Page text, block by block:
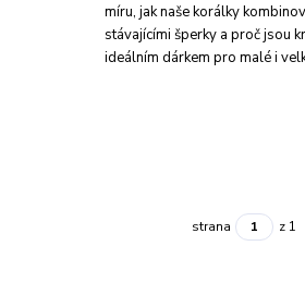
míru, jak naše korálky
stávajícími šperky a proč jsou
ideálním dárkem pro malé i
strana z 1